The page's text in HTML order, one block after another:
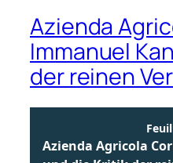
Azienda
Immanuel
der reinen